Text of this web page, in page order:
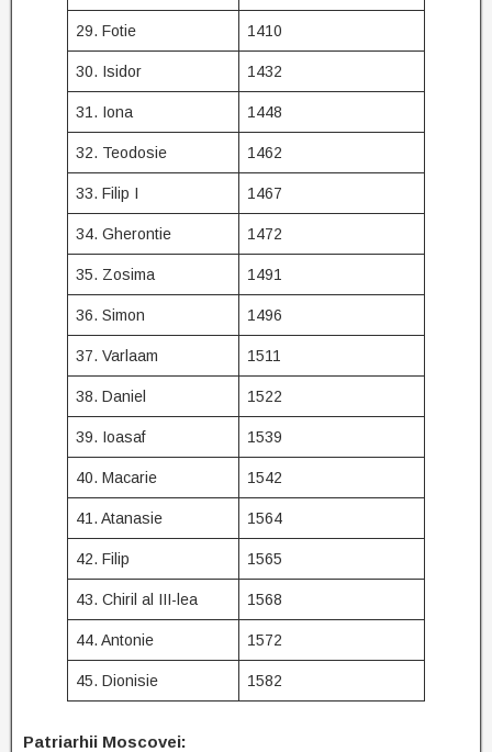
29. Fotie 1410
30. Isidor 1432
31. Iona 1448
32. Teodosie 1462
33. Filip I 1467
34. Gherontie 1472
35. Zosima 1491
36. Simon 1496
37. Varlaam 1511
38. Daniel 1522
39. Ioasaf 1539
40. Macarie 1542
41. Atanasie 1564
42. Filip 1565
43. Chiril al III-lea 1568
44. Antonie 1572
45. Dionisie 1582
Patriarhii Moscovei: